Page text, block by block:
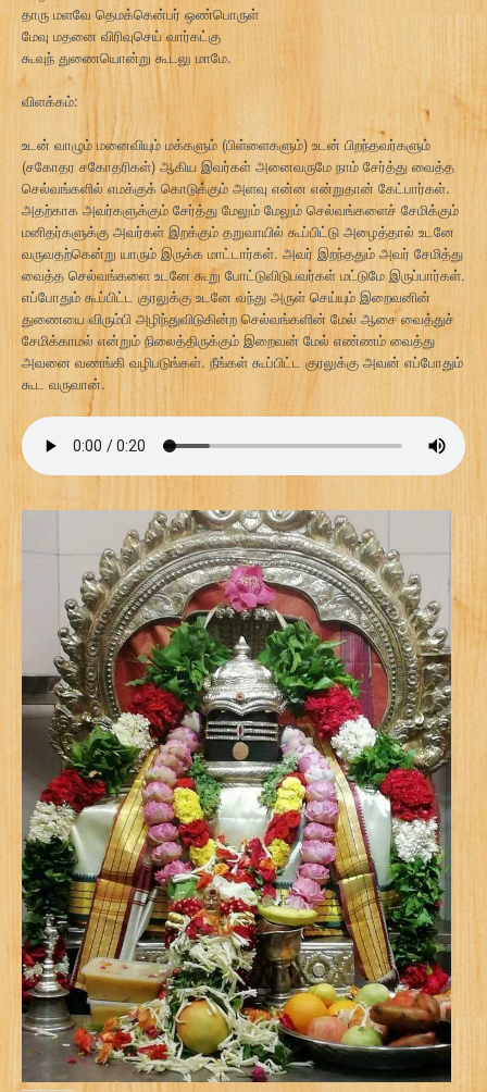
தாரு மளவே தெமக்கென்பர் ஒண்பொருள்
மேவு மதனை விரிவுசெய் வார்கட்கு
கூவுந் துணையொன்று கூடலு மாமே.
விளக்கம்:
உடன் வாழும் மனைவியும் மக்களும் (பிள்ளைகளும்) உடன் பிறந்தவர்களும்
(சகோதர சகோதரிகள்) ஆகிய இவர்கள் அனைவருமே நாம் சேர்த்து வைத்த
செல்வங்களில் எமக்குக் கொடுக்கும் அளவு என்ன என்றுதான் கேட்பார்கள்.
அதற்காக அவர்களுக்கும் சேர்த்து மேலும் மேலும் செல்வங்களைச் சேமிக்கும்
மனிதர்களுக்கு அவர்கள் இறக்கும் தறுவாயில் கூப்பிட்டு அழைத்தால் உடனே
வருவதற்கென்று யாரும் இருக்க மாட்டார்கள். அவர் இறந்ததும் அவர் சேமித்து
வைத்த செல்வங்களை உடனே கூறு போட்டுவிடுபவர்கள் மட்டுமே இருப்பார்கள்.
எப்போதும் கூப்பிட்ட குரலுக்கு உடனே வந்து அருள் செய்யும் இறைவனின்
துணையை விரும்பி அழிந்துவிடுகின்ற செல்வங்களின் மேல் ஆசை வைத்துச்
சேமிக்காமல் என்றும் நிலைத்திருக்கும் இறைவன் மேல் எண்ணம் வைத்து
அவனை வணங்கி வழிபடுங்கள். நீங்கள் கூப்பிட்ட குரலுக்கு அவன் எப்போதும்
கூட வருவான்.